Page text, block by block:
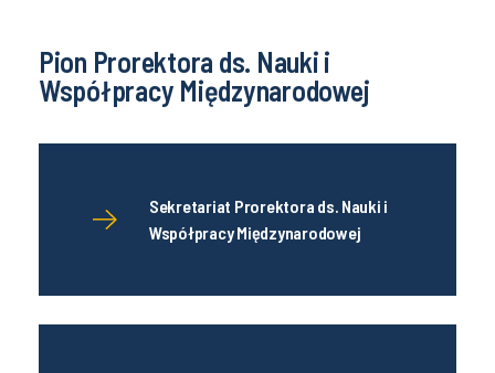
Pion Prorektora ds. Nauki i
Współpracy Międzynarodowej
Sekretariat Prorektora ds. Nauki i
Współpracy Międzynarodowej